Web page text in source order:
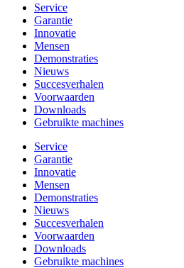
Service
Garantie
Innovatie
Mensen
Demonstraties
Nieuws
Succesverhalen
Voorwaarden
Downloads
Gebruikte machines
Service
Garantie
Innovatie
Mensen
Demonstraties
Nieuws
Succesverhalen
Voorwaarden
Downloads
Gebruikte machines